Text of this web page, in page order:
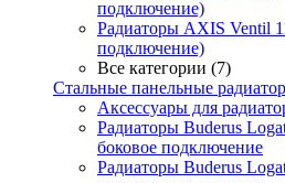
подключение)
Радиаторы AXIS Ventil
подключение)
Все категории (7)
Стальные панельные
Аксессуары для
Радиаторы Buderus
боковое подключение
Радиаторы Buderus